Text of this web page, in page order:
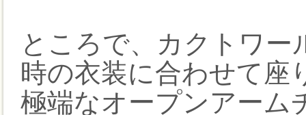
ところで、カクトワ
時の衣装に合わせて座
極端なオープンアーム